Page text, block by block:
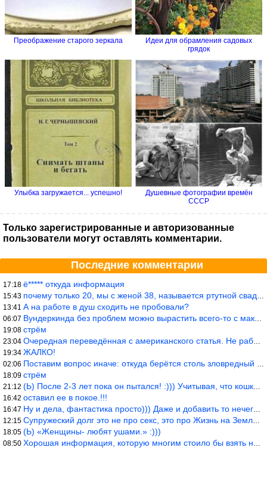
Преображение старого зеркала
Идеи для обрамления садовых
грядок
Улыбка загружается... успешно!
Душевные фотографии времён
СССР
Только зарегистрированные и авторизованные
пользователи могут оставлять комментарии.
Последние комментарии
17:18 ё***** откуда информация
15:43 почему только 20, мы с женой 38, называется ртутной свадьбой, гр
13:41 А на работе в душ сходить не пробовали?
06:07 Вундеркинда без проблем можно вырастить всего-то с максимально р
19:08 стрём
23:04 Очередная переведённая с американского статья. Не работает эта ф
19:34 ЖАЛКО!
02:06 Поставим вопрос иначе: откуда берётся столь зловредный феминизм?
18:09 стрём
21:12 (Ь) После 2-3 лет пока он пытался! :))) Учитывая, что кошки 10-1
16:42 оставил ее в покое.!!!
16:47 Ну и дела, фантастика просто))) Даже и добавить то нечего…
12:15 Супружеский долг это не про секс, это про Жизнь на Земле. Супруж
18:05 (Ь) «Женщины- любят ушами.» :)))
08:50 Хорошая информация, которую многим стоило бы взять на вооружение